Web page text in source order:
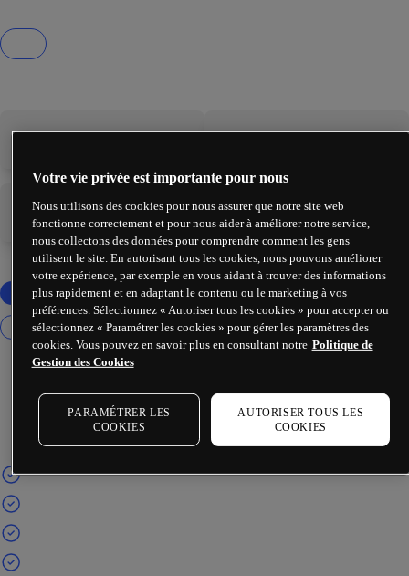
-
Votre vie privée est importante pour nous
Nous utilisons des cookies pour nous assurer que notre site web
fonctionne correctement et pour nous aider à améliorer notre service,
nous collectons des données pour comprendre comment les gens
utilisent le site. En autorisant tous les cookies, nous pouvons améliorer
votre expérience, par exemple en vous aidant à trouver des informations
plus rapidement et en adaptant le contenu ou le marketing à vos
préférences. Sélectionnez « Autoriser tous les cookies » pour accepter ou
sélectionnez « Paramétrer les cookies » pour gérer les paramètres des
cookies. Vous pouvez en savoir plus en consultant notre Politique de
Gestion des Cookies
PARAMÉTRER LES
COOKIES
AUTORISER TOUS LES
COOKIES